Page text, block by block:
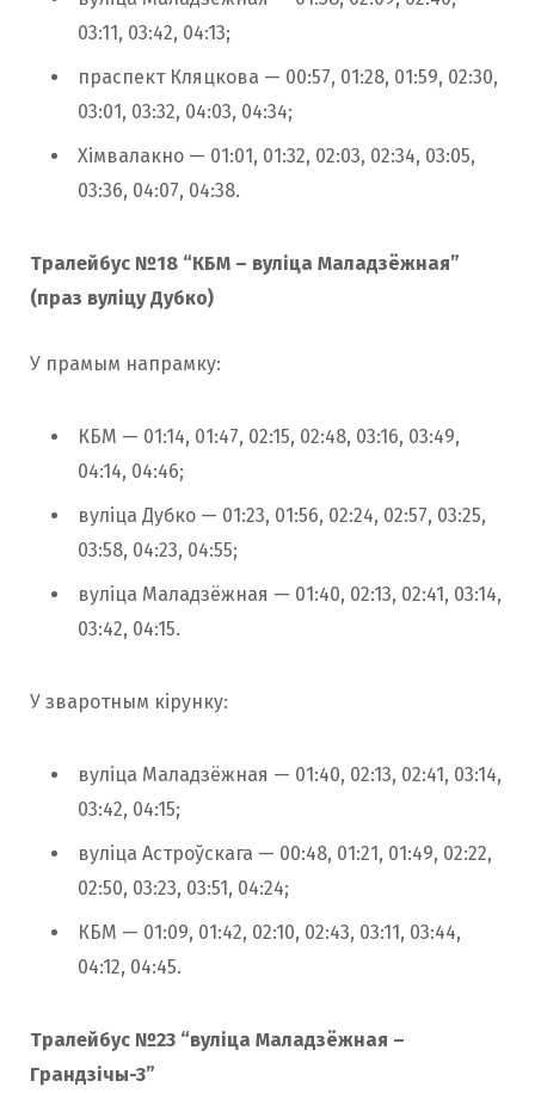
03:11, 03:42, 04:13;
праспект Кляцкова — 00:57, 01:28, 01:59, 02:30,
03:01, 03:32, 04:03, 04:34;
Хімвалакно — 01:01, 01:32, 02:03, 02:34, 03:05,
03:36, 04:07, 04:38.
Тралейбус №18 “КБМ – вуліца Маладзёжная”
(праз вуліцу Дубко)
У прамым напрамку:
КБМ — 01:14, 01:47, 02:15, 02:48, 03:16, 03:49,
04:14, 04:46;
вуліца Дубко — 01:23, 01:56, 02:24, 02:57, 03:25,
03:58, 04:23, 04:55;
вуліца Маладзёжная — 01:40, 02:13, 02:41, 03:14,
03:42, 04:15.
У зваротным кірунку:
вуліца Маладзёжная — 01:40, 02:13, 02:41, 03:14,
03:42, 04:15;
вуліца Астроўскага — 00:48, 01:21, 01:49, 02:22,
02:50, 03:23, 03:51, 04:24;
КБМ — 01:09, 01:42, 02:10, 02:43, 03:11, 03:44,
04:12, 04:45.
Тралейбус №23 “вуліца Маладзёжная –
Грандзічы-3”